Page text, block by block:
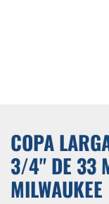
COPA
3/4" DE 33
MILWAUKEE